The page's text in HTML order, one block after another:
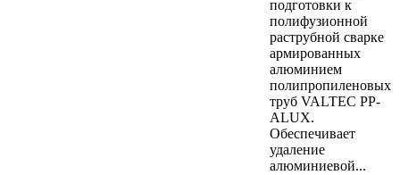
подготовки к
полифузионной
раструбной сварке
армированных
алюминием
полипропиленовых
труб VALTEC PP-
ALUX.
Обеспечивает
удаление
алюминиевой...